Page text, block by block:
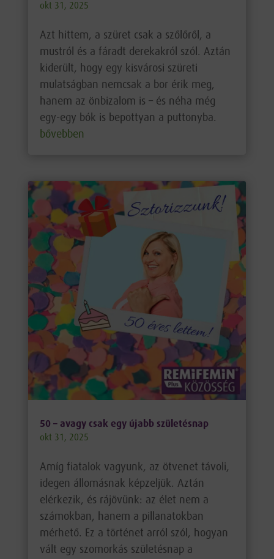
okt 31, 2025
Azt hittem, a szüret csak a szőlőről, a
mustról és a fáradt derekakról szól. Aztán
kiderült, hogy egy kisvárosi szüreti
mulatságban nemcsak a bor érik meg,
hanem az önbizalom is – és néha még
egy-egy bók is bepottyan a puttonyba.
bővebben
50 – avagy csak egy újabb születésnap
okt 31, 2025
Amíg fiatalok vagyunk, az ötvenet távoli,
idegen állomásnak képzeljük. Aztán
elérkezik, és rájövünk: az élet nem a
számokban, hanem a pillanatokban
mérhető. Ez a történet arról szól, hogyan
vált egy szomorkás születésnap a